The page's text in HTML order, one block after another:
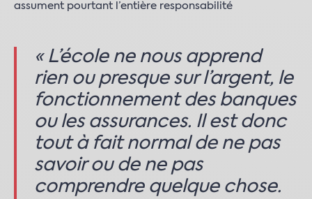
assument pourtant l’entière responsabilité
« L’école ne nous apprend
rien ou presque sur l’argent, le
fonctionnement des banques
ou les assurances. Il est donc
tout à fait normal de ne pas
savoir ou de ne pas
comprendre quelque chose.